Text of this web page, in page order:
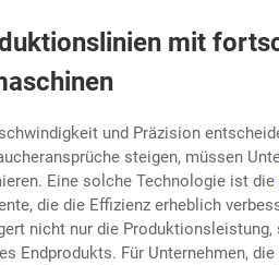
mit
und Präzision
steigen, müssen
Eine solche Technologie ist die
die die Effizienz erheblich
nicht nur die
Endprodukts. Für Unternehmen,